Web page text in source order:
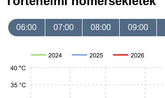
06:00 07:00 08:00 09:00